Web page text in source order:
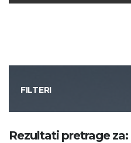
FILTERI
Kategorija
Rezultati pretrage za: